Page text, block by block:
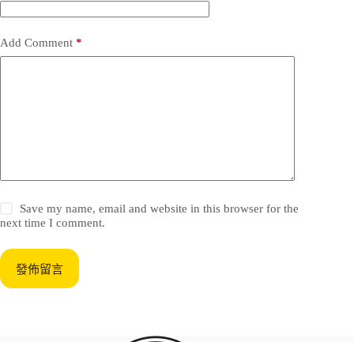
Add Comment *
Save my name, email and website in this browser for the
next time I comment.
發佈留言